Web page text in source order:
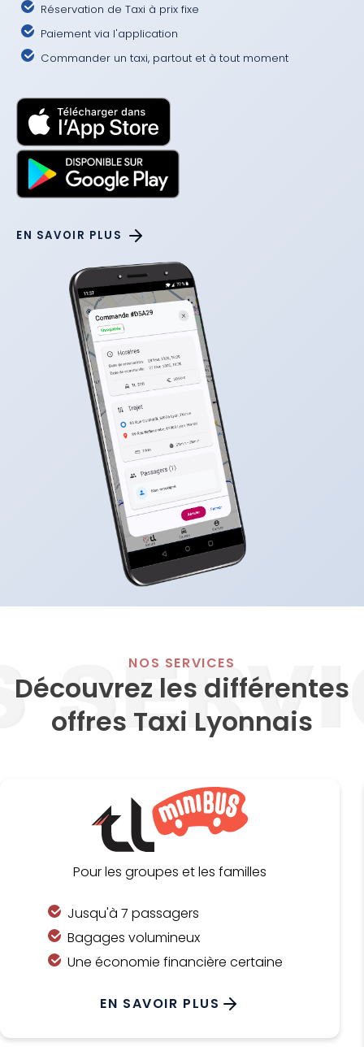
Réservation de Taxi à prix fixe
Paiement via l'application
Commander un taxi, partout et à tout moment
EN SAVOIR PLUS
NOS SERVICES
Découvrez les différentes
offres Taxi Lyonnais
Pour les groupes et les familles
Jusqu'à 7 passagers
Bagages volumineux
Une économie financière certaine
EN SAVOIR PLUS